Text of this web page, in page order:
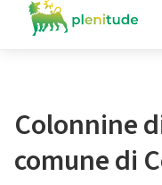
Colonnine
comune di